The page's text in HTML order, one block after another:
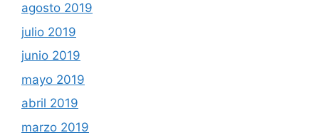
agosto 2019
julio 2019
junio 2019
mayo 2019
abril 2019
marzo 2019